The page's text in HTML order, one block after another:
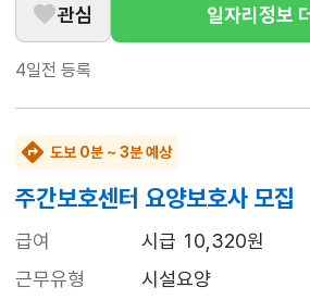
관심 일자리정보
4일전 등록
도보 0분 ~ 3분 예상
주간보호센터 요양보호사 모집
급여
시급 10,320원
근무유형
시설요양